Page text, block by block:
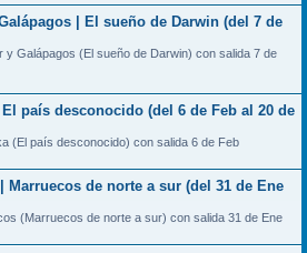
| El sueño de Darwin (del 7 de
y Galápagos (El sueño de Darwin) con salida 7 de
país desconocido (del 6 de Feb al 20 de
(El país desconocido) con salida 6 de Feb
Marruecos de norte a sur (del 31 de Ene
(Marruecos de norte a sur) con salida 31 de Ene